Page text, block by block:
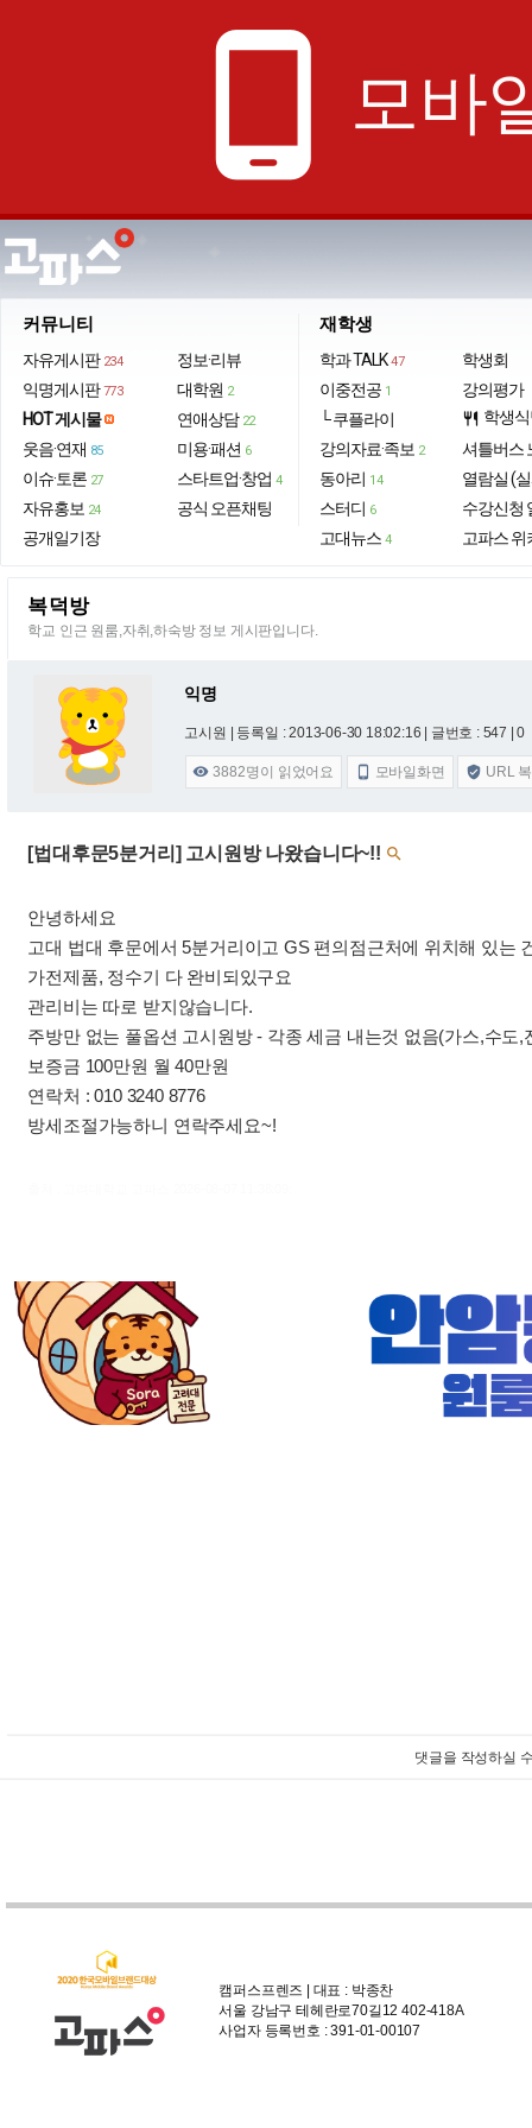
phone_android 모바
커뮤니티
자유게시판 234
익명게시판 773
HOT 게시물
웃음·연재 85
이슈·토론 27
자유홍보 24
공개일기장
정보·리뷰
대학원 2
연애상담 22
미용·패션 6
스타트업·창업 4
공식 오픈채팅
재학생
학과 TALK 47
이중전공 1
└ 쿠플라이
강의자료·족보 2
동아리 14
스터디 6
고대뉴스 4
학생회
강의평가
restaurant 학생
셔틀버스
열람실 (
수강신청
고파스 위
복덕방
학교 인근 원룸,자취,하숙방 정보 게시판입니다.
익명
고시원 | 등록일 : 2013-06-30 18:02:16 | 글번호 : 547 | 0
 3882명이 읽었어요  모바일화면  URL
[법대후문5분거리] 고시원방 나왔습니다~!! 
안녕하세요
고대 법대 후문에서 5분거리이고 GS 편의점근처에 위치해 있는
가전제품, 정수기 다 완비되있구요
관리비는 따로 받지않습니다.
주방만 없는 풀옵션 고시원방 - 각종 세금 내는것 없음(가스,수도,
보증금 100만원 월 40만원
연락처 : 010 3240 8776
방세조절가능하니 연락주세요~!
댓글을 작성하실
캠퍼스프렌즈 | 대표 : 박종찬
서울 강남구 테헤란로70길12 402-418A
사업자 등록번호 : 391-01-00107